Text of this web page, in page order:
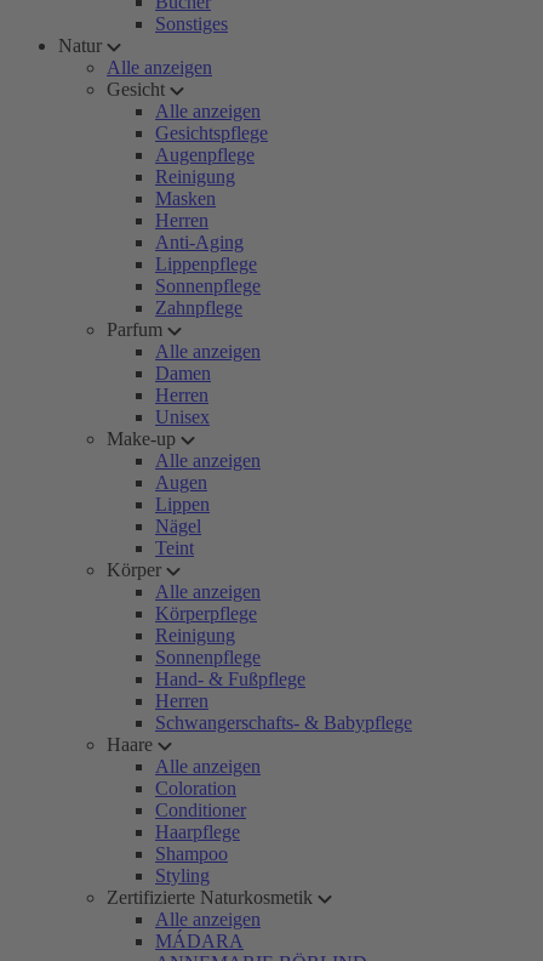
Sonstiges
Natur
Alle anzeigen
Gesicht
Alle anzeigen
Gesichtspflege
Augenpflege
Reinigung
Masken
Herren
Anti-Aging
Lippenpflege
Sonnenpflege
Zahnpflege
Parfum
Alle anzeigen
Damen
Herren
Unisex
Make-up
Alle anzeigen
Augen
Lippen
Nägel
Teint
Körper
Alle anzeigen
Körperpflege
Reinigung
Sonnenpflege
Hand- & Fußpflege
Herren
Schwangerschafts- & Babypflege
Haare
Alle anzeigen
Coloration
Conditioner
Haarpflege
Shampoo
Styling
Zertifizierte Naturkosmetik
Alle anzeigen
MÁDARA